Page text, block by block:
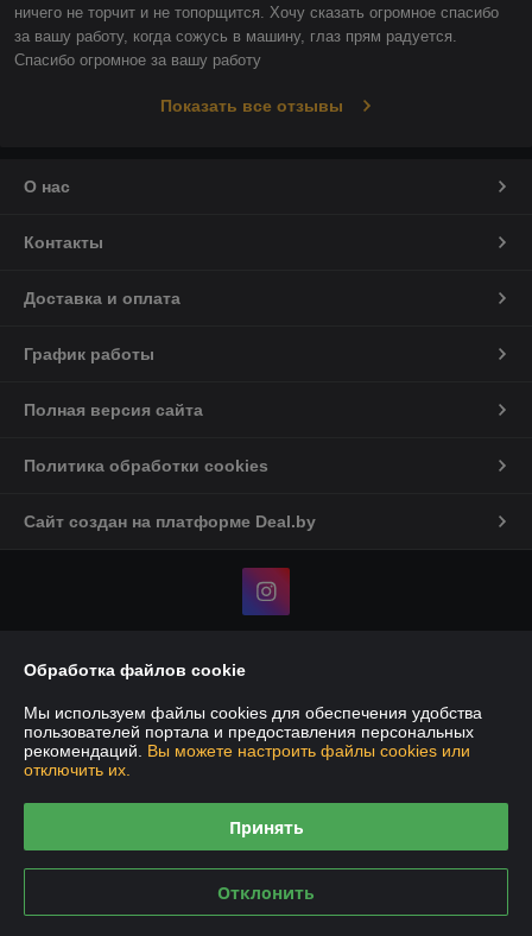
ничего не торчит и не топорщится. Хочу сказать огромное спасибо
за вашу работу, когда сожусь в машину, глаз прям радуется.
Спасибо огромное за вашу работу
Показать все отзывы
О нас
Контакты
Доставка и оплата
График работы
Полная версия сайта
Политика обработки cookies
Сайт создан на платформе Deal.by
Информация для покупателя
Юридическое лицо:ИП Говоруха Андрей Васильевич
Минская обл., Минский р-н, аг.Ждановичи, ул.Вокзальная, 29а
Регистрационный номер ЕГР: 191373649
УНП: 191373649
Регистрационный орган: исполком минского р-на
Дата регистрации компании: 31.01.2011
Ссылка на свидетельство/лицензию
Обработка файлов cookie
Мы используем файлы cookies для обеспечения удобства
пользователей портала и предоставления персональных
рекомендаций. Вы можете настроить файлы cookies или
отключить их.
Принять
Отклонить